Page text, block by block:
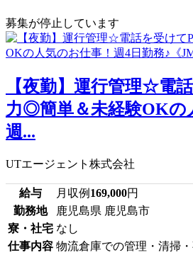
募集が停止しています
【夜勤】運行管理☆電
力◎簡単＆未経験OKの
週...
UTエージェント株式会社
給与 月収例 169,000円
勤務地
鹿児島県 鹿児島市
寮・社宅 なし
仕事内容 物流倉庫での管理・清掃